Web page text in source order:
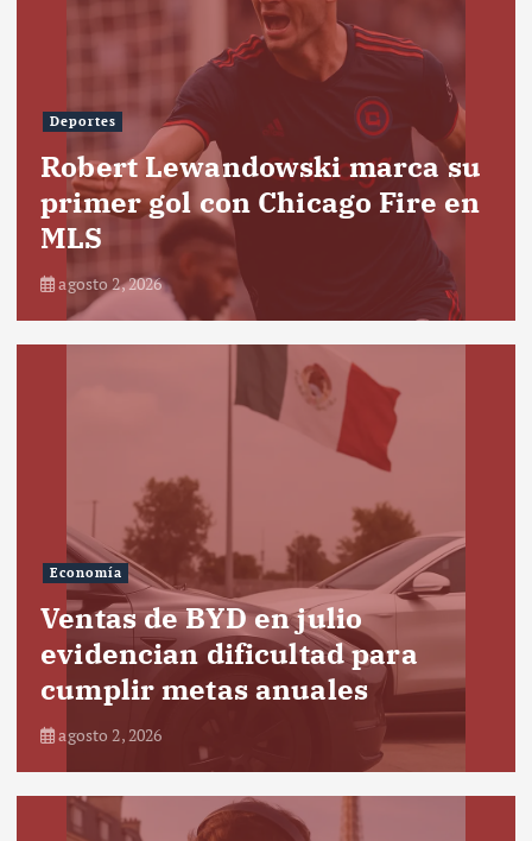
Deportes
Robert Lewandowski marca su
primer gol con Chicago Fire en
MLS
agosto 2, 2026
Economía
Ventas de BYD en julio
evidencian dificultad para
cumplir metas anuales
agosto 2, 2026